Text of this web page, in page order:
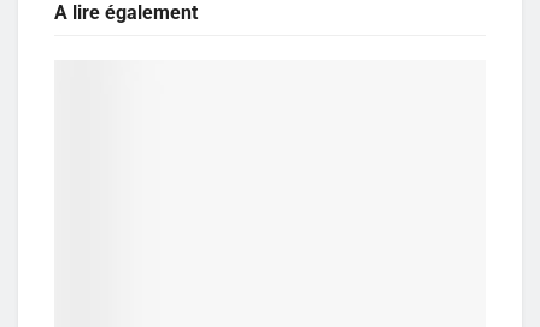
A lire également